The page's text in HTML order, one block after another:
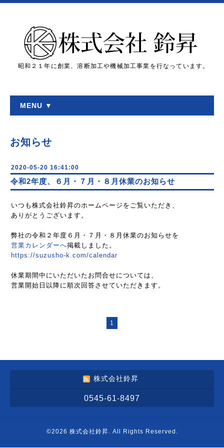
昭和２１年に創業、溶断加工や機械加工事業を行なっています。
MENU ▼
お知らせ
2020-05-20 16:41:00
令和2年度、６月・７月・８月休業のお知らせ
いつも株式会社鈴昇のホームページをご覧いただき、
ありがとうございます。
弊社の令和２年度６月・７月・８月休業のお知らせを
営業カレンダーへ掲載しました。
https://suzusho-k.com/calendar
休業期間中にいただいたお問合せについては、
営業開始日以降に順次回答させていただきます。
1
株式会社鈴昇
0545-61-8497
©2026 株式会社鈴昇. All Rights Reserved.